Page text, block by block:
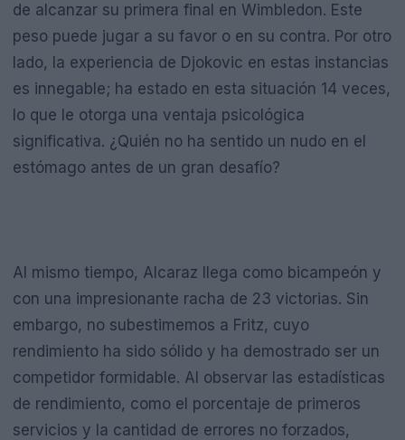
de alcanzar su primera final en Wimbledon. Este
peso puede jugar a su favor o en su contra. Por otro
lado, la experiencia de Djokovic en estas instancias
es innegable; ha estado en esta situación 14 veces,
lo que le otorga una ventaja psicológica
significativa. ¿Quién no ha sentido un nudo en el
estómago antes de un gran desafío?
Al mismo tiempo, Alcaraz llega como bicampeón y
con una impresionante racha de 23 victorias. Sin
embargo, no subestimemos a Fritz, cuyo
rendimiento ha sido sólido y ha demostrado ser un
competidor formidable. Al observar las estadísticas
de rendimiento, como el porcentaje de primeros
servicios y la cantidad de errores no forzados,